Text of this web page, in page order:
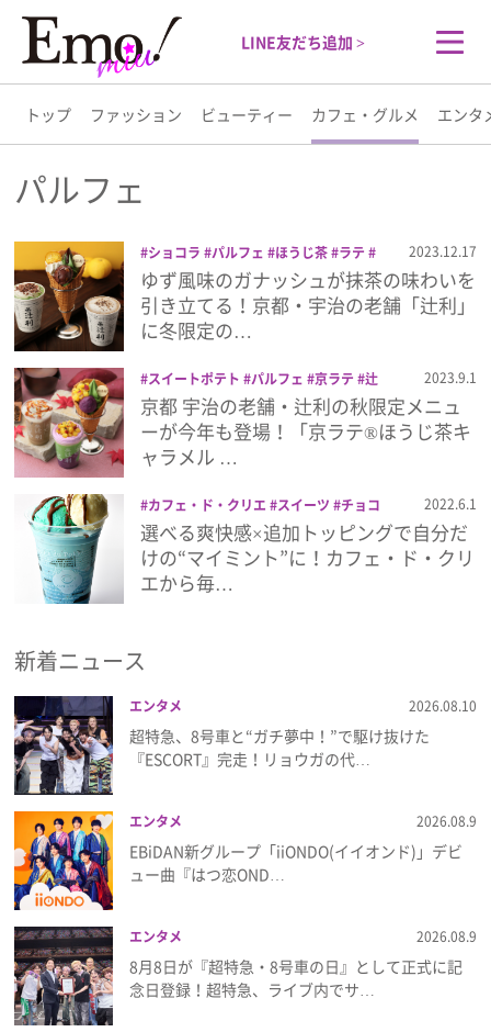
LINE友だち追加 >
トップ ファッション ビューティー カフェ・グルメ エンタ
トップ
ファッション
ビューティー
カフェ・グルメ
エンタメ
ライフスタイル
プレゼント
インタビュー
フィルム
Emoメン
ランキング
Emo!miuとは？
免責事項
プライバシーポリシー
パルフェ
ショコラ パルフェ ほうじ茶
ラテ
辻利
2023.12.17
ゆず風味のガナッシュが抹茶の味わいを
引き立てる！京都・宇治の老舗「辻利」
に冬限定の…
スイートポテト パルフェ 京ラテ
辻
利 辻利ソフト
2023.9.1
京都 宇治の老舗・辻利の秋限定メニュ
ーが今年も登場！「京ラテ®ほうじ茶キ
ャラメル …
カフェ・ド・クリエ スイーツ
チョコ
ミント
ドリンク パルフェ
2022.6.1
選べる爽快感×追加トッピングで自分だ
けの“マイミント”に！カフェ・ド・クリ
エから毎…
新着ニュース
エンタメ 2026.08.10
超特急、8号車と“ガチ夢中！”で駆け抜けた
『ESCORT』完走！リョウガの代…
エンタメ 2026.08.9
EBiDAN新グループ「iiONDO(イイオンド)」デビ
ュー曲『はつ恋OND…
エンタメ 2026.08.9
8月8日が『超特急・8号車の日』として正式に記
念日登録！超特急、ライブ内でサ…